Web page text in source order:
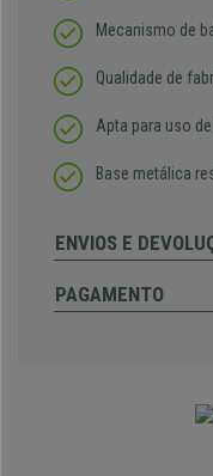
Mecanismo de
Qualidade de
Apta para uso
Base metálica
ENVIOS E
PAGAMENTO